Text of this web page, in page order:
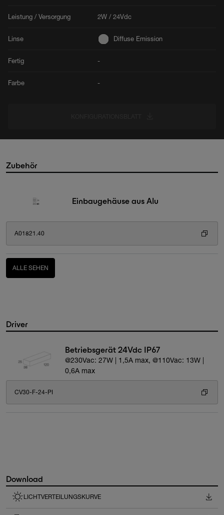
Leistung / Versorgung 2W / 24Vdc
Linse Diffuse Emission
Fertig -
Farbe -
Zubehör
Einbaugehäuse aus Alu
A01821.40
ALLE SEHEN
Driver
Betriebsgerät 24Vdc IP67
@230Vac: 27W | 1,5A max, @110Vac: 13W |
0,6A max
CV30-F-24-PI
Download
LICHTVERTEILUNGSKURVE